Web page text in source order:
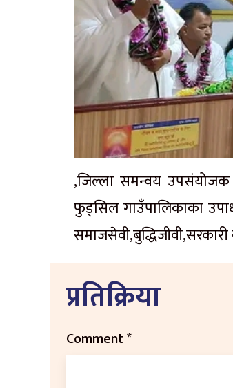
,जिल्ला समन्वय उपसंयोजक
फुड्सिल गाउँपालिकाका
समाजसेवी,बुद्धिजीवी,सरकारी
प्रतिक्रिया
Comment*